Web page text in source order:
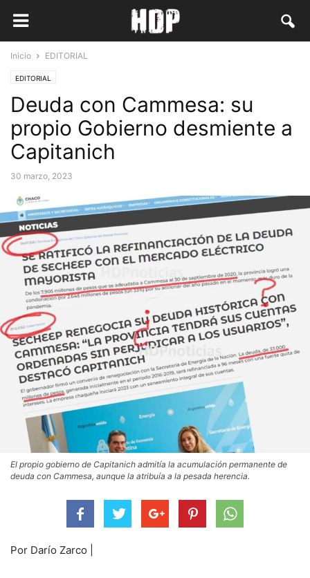
Inicio EDITORIAL
EDITORIAL
Deuda con Cammesa: su
propio Gobierno desmiente a
Capitanich
30 marzo, 2023
El propio gobierno de Capitanich admitía la acumulación permanente de
deuda con Cammesa, aunque la atribuía a la pesada herencia.
Por Darío Zarco |